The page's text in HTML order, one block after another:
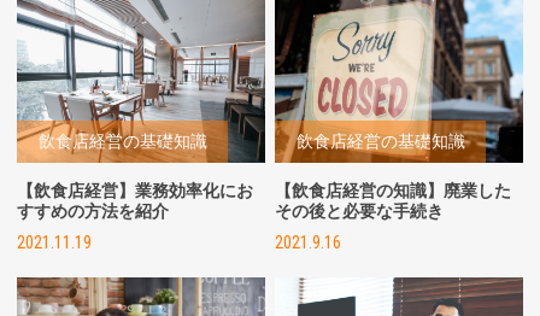
飲食店経営の基礎知識
【飲食店経営】業務効率化にお
すすめの方法を紹介
2021.11.19
飲食店経営の基礎知識
【飲食店経営の知識】廃業した
その後と必要な手続き
2021.9.16